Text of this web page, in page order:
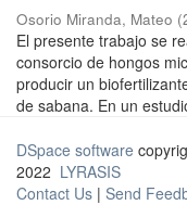
Osorio Miranda, Mateo (
El presente trabajo se
consorcio de hongos
producir un
de sabana. En un
DSpace software
2022 LYRASIS
Contact Us | Send